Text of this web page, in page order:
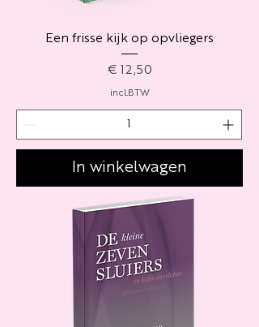
Een frisse kijk op opvliegers
Prijs
€ 12,50
incl.BTW
In winkelwagen